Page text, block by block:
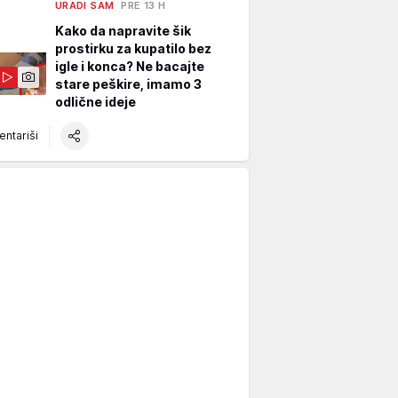
URADI SAM PRE 13 H
Kako da napravite šik
prostirku za kupatilo bez
igle i konca? Ne bacajte
stare peškire, imamo 3
odlične ideje